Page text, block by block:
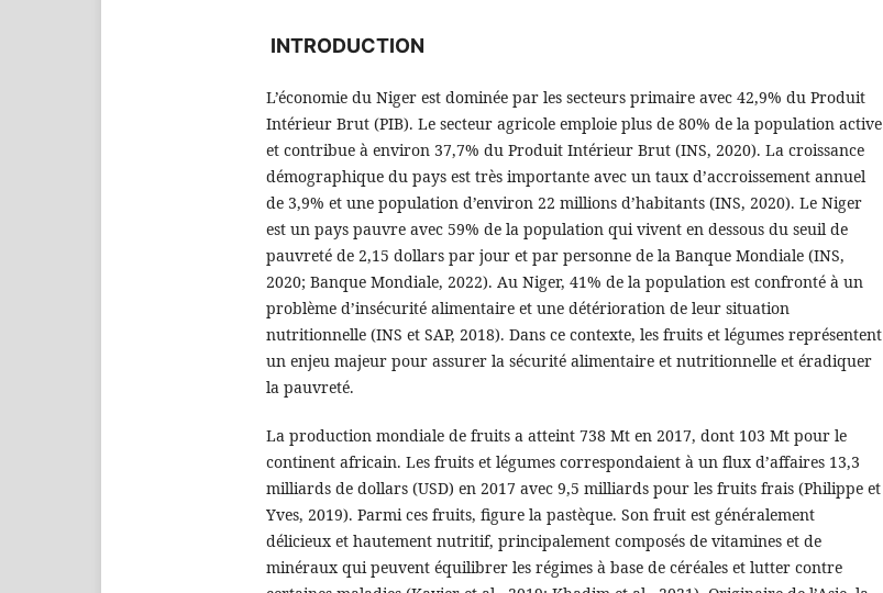
INTRODUCTION
L’économie du Niger est dominée par les secteurs primaire avec 42,9% du Produit
Intérieur Brut (PIB). Le secteur agricole emploie plus de 80% de la population active
et contribue à environ 37,7% du Produit Intérieur Brut (INS, 2020). La croissance
démographique du pays est très importante avec un taux d’accroissement annuel
de 3,9% et une population d’environ 22 millions d’habitants (INS, 2020). Le Niger
est un pays pauvre avec 59% de la population qui vivent en dessous du seuil de
pauvreté de 2,15 dollars par jour et par personne de la Banque Mondiale (INS,
2020; Banque Mondiale, 2022). Au Niger, 41% de la population est confronté à un
problème d’insécurité alimentaire et une détérioration de leur situation
nutritionnelle (INS et SAP, 2018). Dans ce contexte, les fruits et légumes représentent
un enjeu majeur pour assurer la sécurité alimentaire et nutritionnelle et éradiquer
la pauvreté.
La production mondiale de fruits a atteint 738 Mt en 2017, dont 103 Mt pour le
continent africain. Les fruits et légumes correspondaient à un flux d’affaires 13,3
milliards de dollars (USD) en 2017 avec 9,5 milliards pour les fruits frais (Philippe et
Yves, 2019). Parmi ces fruits, figure la pastèque. Son fruit est généralement
délicieux et hautement nutritif, principalement composés de vitamines et de
minéraux qui peuvent équilibrer les régimes à base de céréales et lutter contre